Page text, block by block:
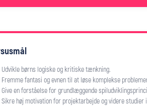
Udvikle børns logiske og kritiske tænkning.
Fremme fantasi og evnen til at løse komplekse
Give en forståelse for grundlæggende
Sikre høj motivation for projektarbejde og videre studier